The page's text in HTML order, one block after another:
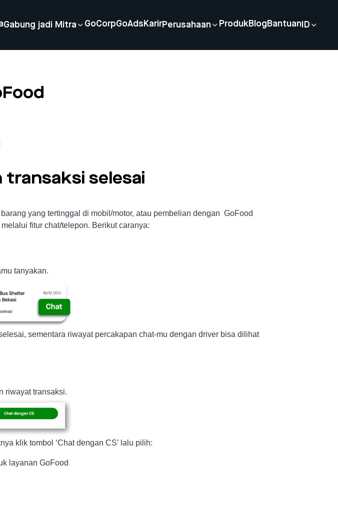
Gabung jadi Mitra GoCorpGoAds KarirPerusahaan ProdukBlog Bantuan ID
selesai
yang tertinggal di mobil/motor, atau pembelian dengan GoFood
fitur chat/telepon. Berikut caranya:
tanyakan.
sementara riwayat percakapan chat-mu dengan driver bisa dilihat
riwayat transaksi.
klik tombol ‘Chat dengan CS’ lalu pilih:
layanan GoFood